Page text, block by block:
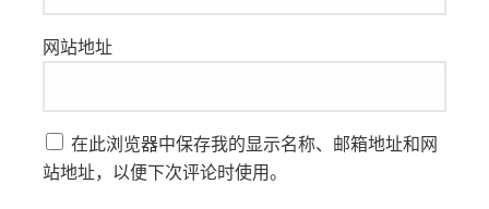
网站地址
在此浏览器中保存我的显示名称、邮箱地址和网
站地址，以便下次评论时使用。